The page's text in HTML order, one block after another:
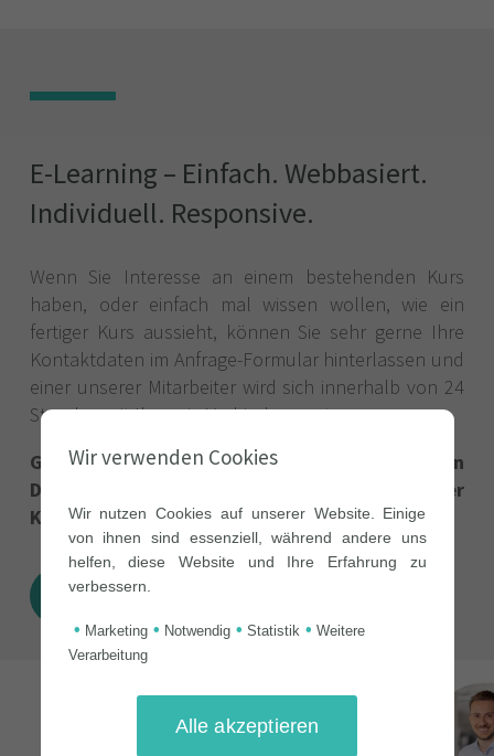
E-Learning – Einfach. Webbasiert.
Individuell. Responsive.
Wenn Sie Interesse an einem bestehenden Kurs
haben, oder einfach mal wissen wollen, wie ein
fertiger Kurs aussieht, können Sie sehr gerne Ihre
Kontaktdaten im Anfrage-Formular hinterlassen und
einer unserer Mitarbeiter wird sich innerhalb von 24
Stunden mit Ihnen in Verbindung setzen.
Gerne erstellen wir Ihnen einen kostenlosen
Demozugang mit Zugriff auf einen unserer
Kurse.
Jetzt Demo anfragen!
Wir verwenden Cookies
Wir nutzen Cookies auf unserer Website. Einige
von ihnen sind essenziell, während andere uns
helfen, diese Website und Ihre Erfahrung zu
verbessern.
• Marketing • Notwendig • Statistik • Weitere
Verarbeitung